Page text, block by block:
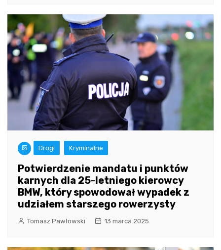
Drogi Kryminalne
Potwierdzenie mandatu i punktów
karnych dla 25-letniego kierowcy
BMW, który spowodował wypadek z
udziałem starszego rowerzysty
Tomasz Pawłowski 13 marca 2025